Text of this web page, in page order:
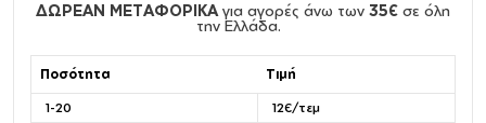
ΔΩΡΕΑΝ ΜΕΤΑΦΟΡΙΚΑ για αγορές άνω των 35€ σε όλη
την Ελλάδα.
Ποσότητα Τιμή
1-20
12€/τεμ